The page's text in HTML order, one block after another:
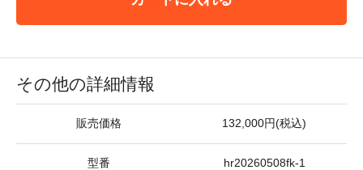
その他の詳細情報
販売価格 132,000円(税込)
型番 hr20260508fk-1